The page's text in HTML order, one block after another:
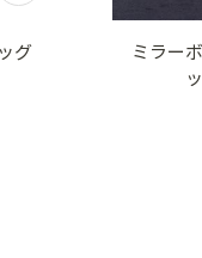
グ
ミラー